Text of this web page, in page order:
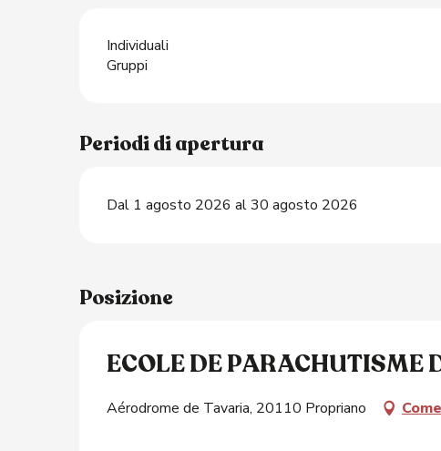
Individuali
Gruppi
Periodi di apertura
Dal 1 agosto 2026 al 30 agosto 2026
Posizione
ECOLE DE PARACHUTISME
Aérodrome de Tavaria, 20110 Propriano